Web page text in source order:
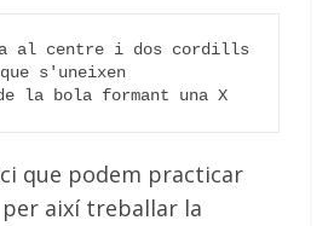
al centre i dos cordills
que s'uneixen
la bola formant una X
que podem practicar
així treballar la